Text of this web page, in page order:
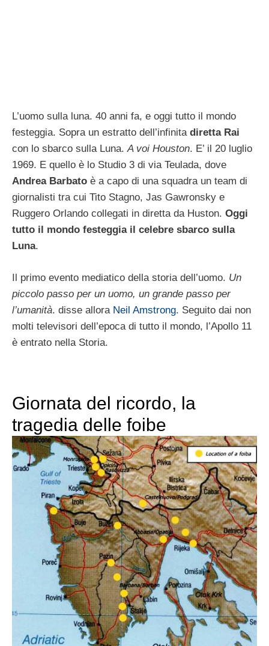
L’uomo sulla luna. 40 anni fa, e oggi tutto il mondo
festeggia. Sopra un estratto dell’infinita diretta Rai
con lo sbarco sulla Luna.A voi Houston. E’ il 20 luglio
1969. E quello è lo Studio 3 di via Teulada, dove
Andrea Barbato è a capo di una squadra un team di
giornalisti tra cui Tito Stagno, Jas Gawronsky e
Ruggero Orlando collegati in diretta da Huston. Oggi
tutto il mondo festeggia il celebre sbarco sulla
Luna.
Il primo evento mediatico della storia dell’uomo. Un
piccolo passo per un uomo, un grande passo per
l’umanità. disse allora Neil Amstrong. Seguito dai non
molti televisori dell’epoca di tutto il mondo, l’Apollo 11
è entrato nella Storia.
Giornata del ricordo, la
tragedia delle foibe